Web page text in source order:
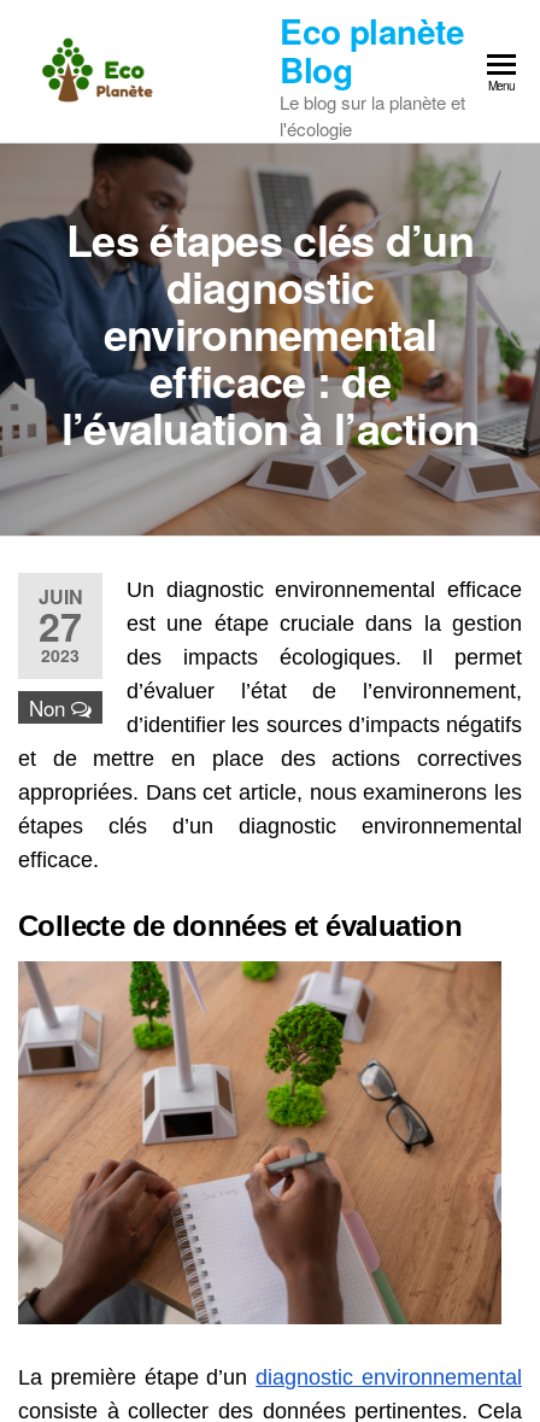
content
Eco planète
Blog
Le blog sur la planète et
l'écologie
Menu
Les étapes clés d’un
diagnostic
environnemental
efficace : de
l’évaluation à l’action
JUIN
27
2023
Non
Un diagnostic environnemental efficace
est une étape cruciale dans la gestion
des impacts écologiques. Il permet
d’évaluer l’état de l’environnement,
d’identifier les sources d’impacts négatifs
et de mettre en place des actions correctives
appropriées. Dans cet article, nous examinerons les
étapes clés d’un diagnostic environnemental
efficace.
Collecte de données et évaluation
La première étape d’undiagnostic environnemental
consiste à collecter des données pertinentes. Cela